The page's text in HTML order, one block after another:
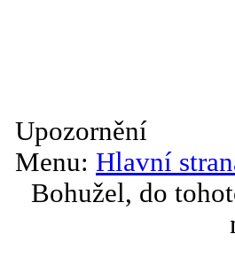
Upozornění
Menu: Hlavní
Bohužel, do